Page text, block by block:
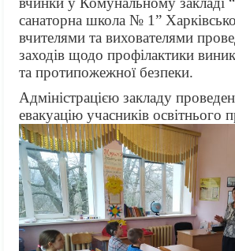
санаторна школа № 1”
вчителями та вихователями
заходів щодо профілактики
та протипожежної безпеки.
Адміністрацією закладу
евакуацію учасників освітнього